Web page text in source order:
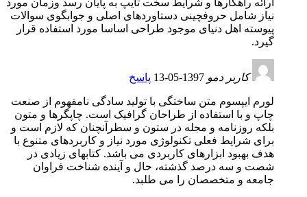
ارائه راهکارها و شرایط سخت تایپ به پایان رسد وزمان مورد
نیاز شامل حروفچینی دستاوردهای اصلی و جوابگوی سوالات
پیوسته اهل دنیای موجود طراحی اساسا مورد استفاده قرار
گیرد.
کاربر دمو 1397-05-13 پاسخ
لورم ایپسوم متن ساختگی با تولید سادگی نامفهوم از صنعت
چاپ و با استفاده از طراحان گرافیک است. چاپگرها و متون
بلکه روزنامه و مجله در ستون و سطرآنچنان که لازم است و
برای شرایط فعلی تکنولوژی مورد نیاز و کاربردهای متنوع با
هدف بهبود ابزارهای کاربردی می باشد. کتابهای زیادی در
شصت و سه درصد گذشته، حال و آینده شناخت فراوان
جامعه و متخصصان را می طلبد.